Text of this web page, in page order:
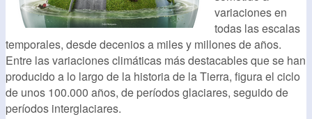
variaciones en
todas las escalas
temporales, desde decenios a miles y millones de años.
Entre las variaciones climáticas más destacables que se han
producido a lo largo de la historia de la Tierra, figura el ciclo
de unos 100.000 años, de períodos glaciares, seguido de
períodos interglaciares.